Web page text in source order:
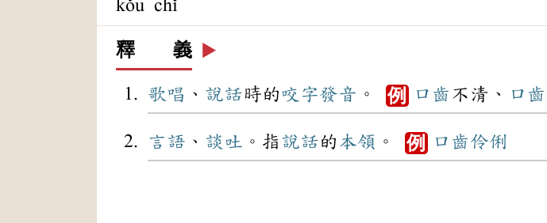
kǒu chǐ
釋 義 ▶️
歌唱 、 說話時的咬字發音 。 例 口齒 不清、 口齒
言語 、 談吐 。指 說話的 本領 。 例 口齒伶俐